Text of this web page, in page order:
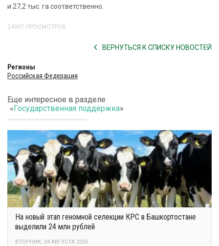
и 27,2 тыс. га соответственно.
24907 ПРОСМОТРОВ
ВЕРНУТЬСЯ К СПИСКУ НОВОСТЕЙ
Регионы
Российская Федерация
Еще интересное в разделе
«Государственная поддержка»
На новый этап геномной селекции КРС в Башкортостане
выделили 24 млн рублей
ВТОРНИК, 04 АВГУСТА 2026